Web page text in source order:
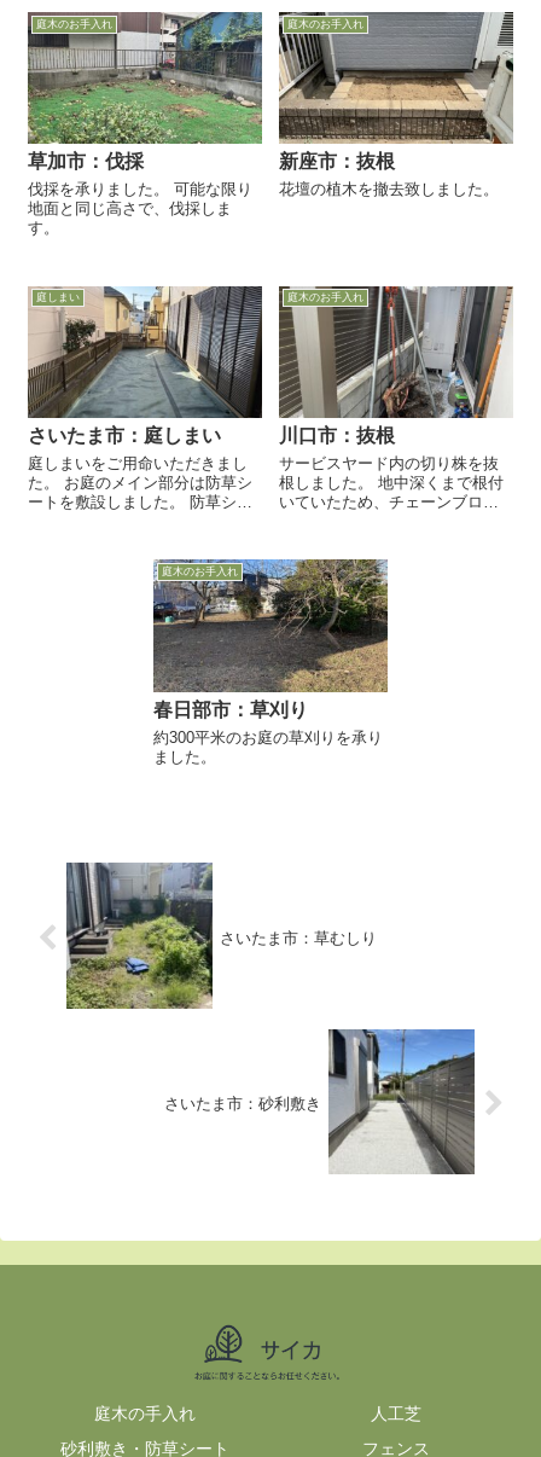
で、ご確認をいただきました。
ご相談の結果、今後お客様ご自
身...
庭木のお手入れ
草加市：伐採
伐採を承りました。 可能な限り
地面と同じ高さで、伐採しま
す。
庭木のお手入れ
新座市：抜根
花壇の植木を撤去致しました。
庭しまい
さいたま市：庭しまい
庭しまいをご用命いただきまし
た。 お庭のメイン部分は防草シ
ートを敷設しました。 防草シー
庭木のお手入れ
川口市：抜根
サービスヤード内の切り株を抜
根しました。 地中深くまで根付
いていたため、チェーンブロッ
上げる際に使います。 チェーン
を一方に引くと、木の根を引っ
掛...
庭木のお手入れ
春日部市：草刈り
約300平米のお庭の草刈りを承り
ました。
さいたま市：草むしり
さいたま市：砂利敷き
庭木の手入れ
人工芝
砂利敷き・防草シート
フェンス